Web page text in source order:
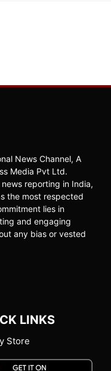
News Channel, A
Media Pvt Ltd.
reporting in India,
the most respected
lies in
and engaging
any bias or vested
LINKS
Store